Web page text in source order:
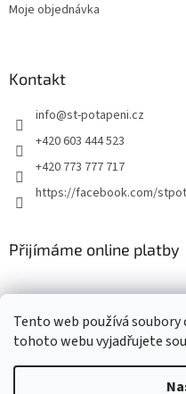
Tento web používá
tohoto webu vyjadřujete
Moje objednávka
Kontakt
info@st-potapeni.cz
+420 603 444 523
+420 773 777 717
https://facebook.com/
Přijímáme online platby